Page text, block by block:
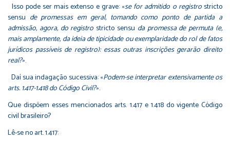
Isso pode ser mais extenso e grave: «se for admitido o registrostricto
sensu de promessas em geral, tomando como ponto de partida a
admissão, agora, do registro stricto sensu da promessa de permuta (e,
mais amplamente, da ideia de tipicidade ou exemplaridade do rol de fatos
jurídicos passíveis de registro): essas outras inscrições gerarão direito
real?».
Daí sua indagação sucessiva: «Podem-se interpretar extensivamente os
arts. 1.417-1.418 do Código Civil?».
Que dispõem esses mencionados arts. 1.417 e 1.418 do vigente Código
civil brasileiro?
Lê-se no art. 1.417: